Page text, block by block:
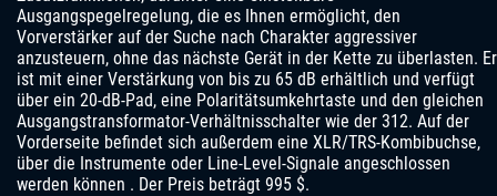
Ausgangspegelregelung, die es Ihnen ermöglicht, den
Vorverstärker auf der Suche nach Charakter aggressiver
anzusteuern, ohne das nächste Gerät in der Kette zu überlasten. Er
ist mit einer Verstärkung von bis zu 65 dB erhältlich und verfügt
über ein 20-dB-Pad, eine Polaritätsumkehrtaste und den gleichen
Ausgangstransformator-Verhältnisschalter wie der 312. Auf der
Vorderseite befindet sich außerdem eine XLR/TRS-Kombibuchse,
über die Instrumente oder Line-Level-Signale angeschlossen
werden können . Der Preis beträgt 995 $.